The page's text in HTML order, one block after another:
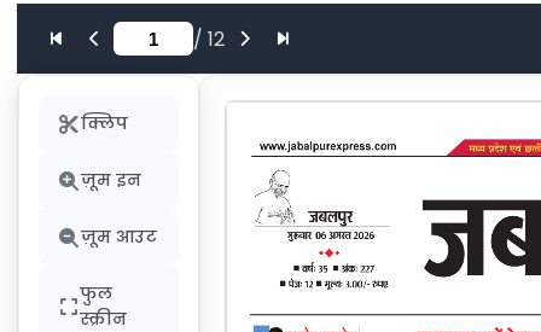
/ 12
क्लिप
ज़ूम इन
ज़ूम आउट
फुल
स्क्रीन